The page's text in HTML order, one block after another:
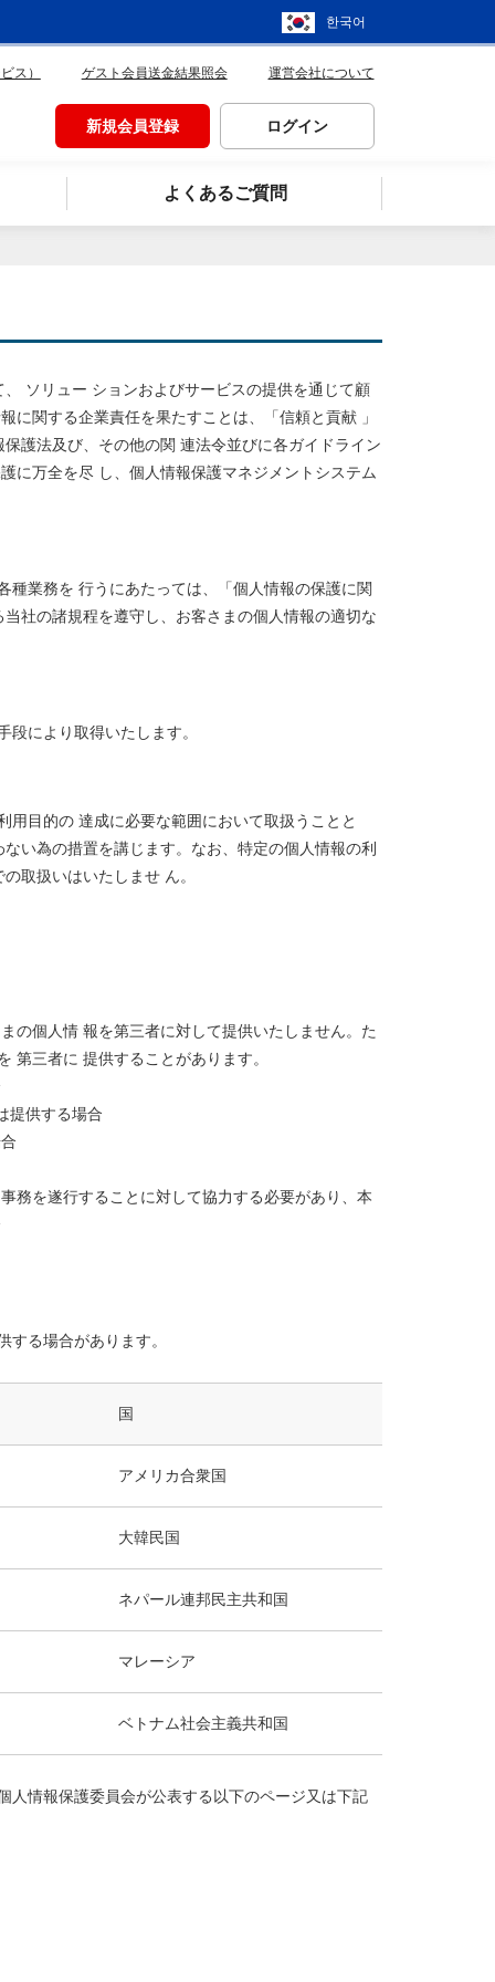
한국어
ス） ゲスト会員送金結果照会 運営会社について
新規会員登録 ログイン
よくあるご質問
ソリュー ションおよびサービスの提供を通じて顧
関する企業責任を果たすことは、「信頼と貢献 」
護法及び、その他の関 連法令並びに各ガイドライン
に万全を尽 し、個人情報保護マネジメントシステム
種業務を 行うにあたっては、「個人情報の保護に関
社の諸規程を遵守し、お客さまの個人情報の適切な
により取得いたします。
目的の 達成に必要な範囲において取扱うことと
い為の措置を講じます。なお、特定の個人情報の利
取扱いはいたしませ ん。
の個人情 報を第三者に対して提供いたしません。た
第三者に 提供することがあります。
提供する場合
務を遂行することに対して協力する必要があり、本
る場合があります。
国
アメリカ合衆国
大韓民国
ネパール連邦民主共和国
マレーシア
ベトナム社会主義共和国
人情報保護委員会が公表する以下のページ又は下記